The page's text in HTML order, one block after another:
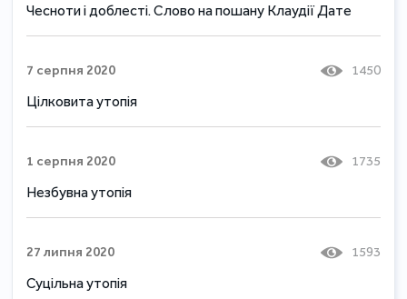
Чесноти і доблесті. Слово на пошану Клаудії Дате
7 серпня 2020 1450
Цілковита утопія
1 серпня 2020 1735
Незбувна утопія
27 липня 2020 1593
Суцільна утопія